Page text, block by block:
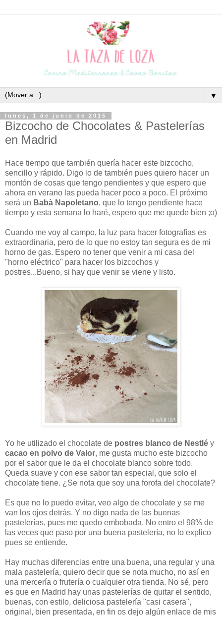
▼
lunes, 1 de junio de 2015
Bizcocho de Chocolates & Pastelerías
en Madrid
Hace tiempo que también quería hacer este bizcocho,
sencillo y rápido. Digo lo de también pues quiero hacer un
montón de cosas que tengo pendientes y que espero que
ahora en verano las pueda hacer poco a poco. El próximo
será un Babà Napoletano, que lo tengo pendiente hace
tiempo y esta semana lo haré, espero que me quede bien ;o)
Cuando me voy al campo, la luz para hacer fotografías es
extraordinaria, pero de lo que no estoy tan segura es de mi
horno de gas. Espero no tener que venir a mi casa del
"horno eléctrico" para hacer los bizcochos y
postres...Bueno, si hay que venir se viene y listo.
Yo he utilizado el chocolate de postres blanco de Nestlé y
cacao en polvo de Valor, me gusta mucho este bizcocho
por el sabor que le da el chocolate blanco sobre todo.
Queda suave y con ese sabor tan especial, que solo el
chocolate tiene. ¿Se nota que soy una forofa del chocolate?
Es que no lo puedo evitar, veo algo de chocolate y se me
van los ojos detrás. Y no digo nada de las buenas
pastelerías, pues me quedo embobada. No entro el 98% de
las veces que paso por una buena pastelería, no lo explico
pues se entiende.
Hay muchas diferencias entre una buena, una regular y una
mala pastelería, quiero decir que se nota mucho, no así en
una mercería o frutería o cualquier otra tienda. No sé, pero
es que en Madrid hay unas pastelerías de quitar el sentido,
buenas, con estilo, deliciosa pastelería "casi casera",
original, bien presentada, en fin os dejo algún enlace de mis